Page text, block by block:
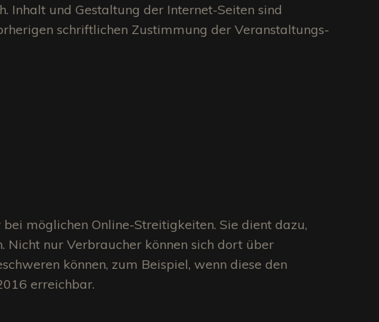
Inhalt und Gestaltung der Internet-Seiten sind
schriftlichen Zustimmung der Veranstaltungs-
möglichen Online-Streitigkeiten. Sie dient dazu,
Nicht nur Verbraucher können sich dort über
können, zum Beispiel, wenn diese den
erreichbar.